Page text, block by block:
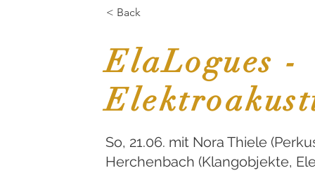
< Back
ElaLogues -
So, 21.06. mit Nora Thiele
Herchenbach (Klangobjekte,